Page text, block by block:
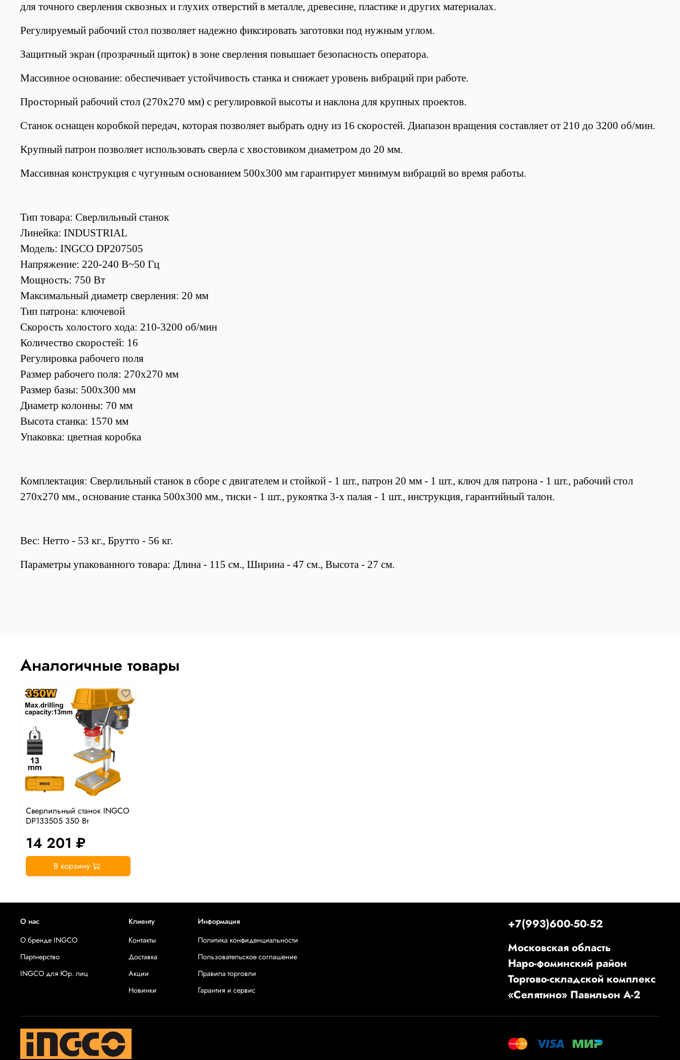
для точного сверления сквозных и глухих отверстий в металле, древесине, пластике и других материалах.
Регулируемый рабочий стол позволяет надежно фиксировать заготовки под нужным углом.
Защитный экран (прозрачный щиток) в зоне сверления повышает безопасность оператора.
Массивное основание: обеспечивает устойчивость станка и снижает уровень вибраций при работе.
Просторный рабочий стол (270х270 мм) с регулировкой высоты и наклона для крупных проектов.
Станокоснащен коробкой передач, которая позволяет выбрать одну из 16 скоростей. Диапазон вращения составляет от 210 до 3200 об/мин.
Крупный патрон позволяет использовать сверла с хвостовиком диаметром до 20 мм.
Массивная конструкция с чугунным основанием 500х300 мм гарантирует минимум вибраций во время работы.
Тип товара: Сверлильный станок
Линейка: INDUSTRIAL
Модель: INGCO DP207505
Напряжение: 220-240 В~50 Гц
Мощность: 750 Вт
Максимальный диаметр сверления: 20 мм
Тип патрона: ключевой
Скорость холостого хода: 210-3200 об/мин
Количество скоростей: 16
Регулировка рабочего поля
Размер рабочего поля: 270х270 мм
Размер базы: 500х300 мм
Диаметр колонны: 70 мм
Высота станка: 1570 мм
Упаковка: цветная коробка
Комплектация: Сверлильный станок в сборе с двигателем и стойкой - 1 шт., патрон 20 мм - 1 шт., ключ для патрона - 1 шт., рабочий стол
270х270 мм., основание станка 500х300 мм., тиски - 1 шт., рукоятка 3-х палая - 1 шт., инструкция, гарантийный талон.
Вес: Нетто - 53 кг., Брутто - 56 кг.
Параметры упакованного товара: Длина - 115 см., Ширина - 47 см., Высота - 27 см.
Аналогичные товары
Сверлильный станок INGCO
DP133505 350 Вт
14 201 ₽
В корзину
О нас
О бренде INGCO
Партнерство
INGCO для Юр. лиц
Клиенту
Контакты
Доставка
Акции
Новинки
Информация
Политика конфиденциальности
Пользовательское соглашение
Правила торговли
Гарантия и сервис
+7(993)600-50-52
Московская область
Наро-фоминский район
Торгово-складской комплекс
«Селятино» Павильон А-2